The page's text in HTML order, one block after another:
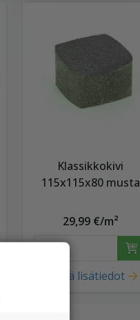
Klassikkokivi
115x115x80 musta
29,99 €/m²
Näytä lisätiedot